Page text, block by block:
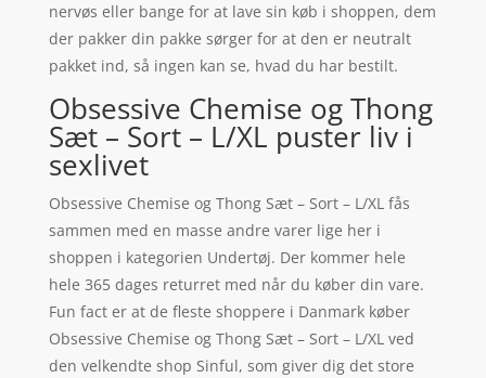
nervøs eller bange for at lave sin køb i shoppen, dem
der pakker din pakke sørger for at den er neutralt
pakket ind, så ingen kan se, hvad du har bestilt.
Obsessive Chemise og Thong
Sæt – Sort – L/XL puster liv i
sexlivet
Obsessive Chemise og Thong Sæt – Sort – L/XL fås
sammen med en masse andre varer lige her i
shoppen i kategorien Undertøj. Der kommer hele
hele 365 dages returret med når du køber din vare.
Fun fact er at de fleste shoppere i Danmark køber
Obsessive Chemise og Thong Sæt – Sort – L/XL ved
den velkendte shop Sinful, som giver dig det store